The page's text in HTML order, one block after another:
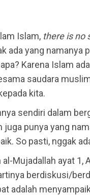
Islam, there is no
ada yang namanya
Karena Islam
saudara
kita.
sendiri dalam
punya yang
So pasti, nggak
Mujadallah ayat 1,
berdiskusi/
adalah